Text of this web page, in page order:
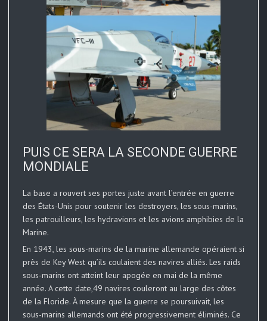
PUIS CE SERA LA SECONDE GUERRE
MONDIALE
La base a rouvert ses portes juste avant l’entrée en guerre
des États-Unis pour soutenir les destroyers, les sous-marins,
les patrouilleurs, les hydravions et les avions amphibies de la
Marine.
En 1943, les sous-marins de la marine allemande opéraient si
près de Key West qu’ils coulaient des navires alliés. Les raids
sous-marins ont atteint leur apogée en mai de la même
année. A cette date,49 navires couleront au large des côtes
de la Floride. À mesure que la guerre se poursuivait, les
sous-marins allemands ont été progressivement éliminés. Ce